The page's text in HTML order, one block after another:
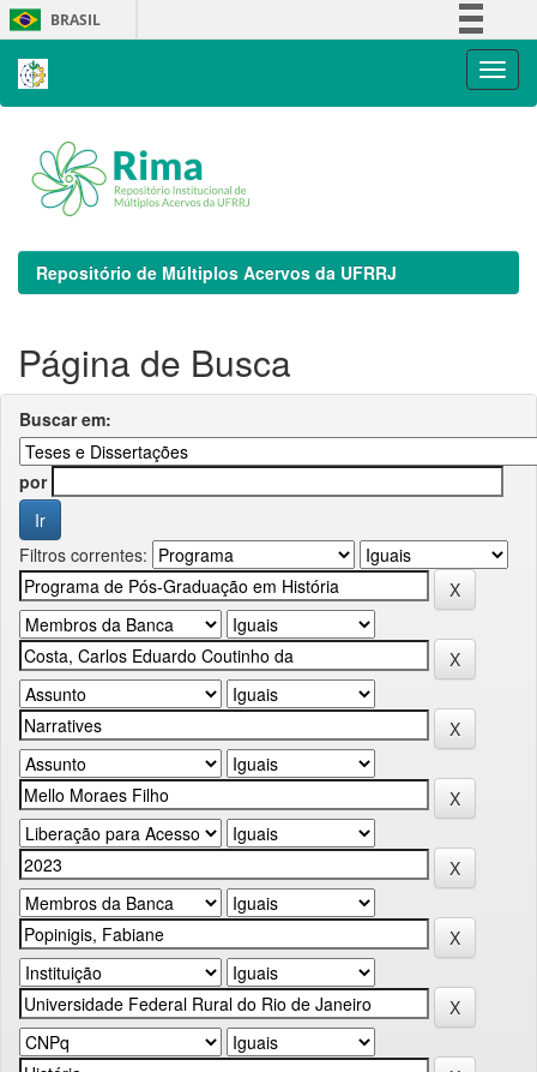
Skip
navigation
BRASIL
Repositório de Múltiplos Acervos da UFRRJ
Página de Busca
Buscar em:
por
Filtros correntes: